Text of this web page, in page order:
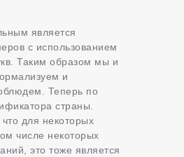
является
с использованием
Таким образом мы и
и
Теперь по
страны.
для некоторых
числе некоторых
это тоже является